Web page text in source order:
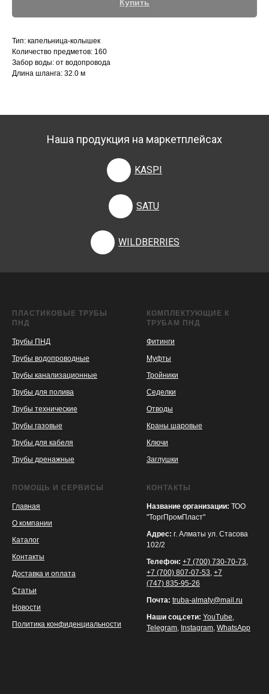
Купить
Тип: капельница-колышек
Количество предметов: 160
Забор воды: от водопровода
Длина шланга: 32.0 м
Наша продукция на маркетплейсах
KASPI
SATU
WILDBERRIES
ПЛАСТИКОВЫЕ ТРУБЫ
ПНД
Трубы ПНД
Трубы водопроводные
Трубы канализационные
Трубы для полива
Трубы технические
Трубы газовые
Трубы для кабеля
Трубы дренажные
КОМПЛЕКТУЮЩИЕ К
ТРУБАМ ПНД
Фитинги
Муфты
Тройники
Седелки
Отводы
Краны шаровые
Ключи
Заглушки
ПОМОЩЬ И СЕРВИСЫ
Главная
О компании
Каталог
Контакты
Доставка и оплата
Статьи
Новости
Политика конфиденциальности
КОНТАКТЫ
Название организации: ТОО
"ТоргПромПласт"
Адрес: г. Алматы ул. Стасова
102/2
Телефон: +7 (700) 730-70-73,
+7 (700) 807-07-53, +7
(747) 835-95-26
Почта: truba-almaty@mail.ru
Наши соц.сети: YouTube,
Telegram, Instagram, WhatsApp